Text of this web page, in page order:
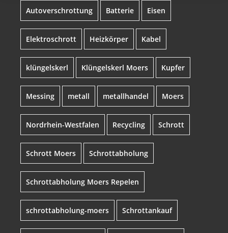
Autoverschrottung Batterie Eisen
Elektroschrott Heizkörper Kabel
klüngelskerl Klüngelskerl Moers Kupfer
Messing metall metallhandel Moers
Nordrhein-Westfalen Recycling Schrott
Schrott Moers Schrottabholung
Schrottabholung Moers Repelen
schrottabholung-moers Schrottankauf